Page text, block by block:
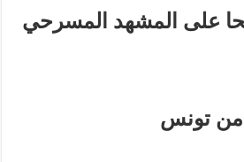
على المشهد المسرحي
من تونس